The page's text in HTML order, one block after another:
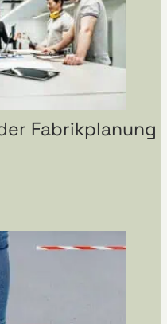
Fabrikplanung